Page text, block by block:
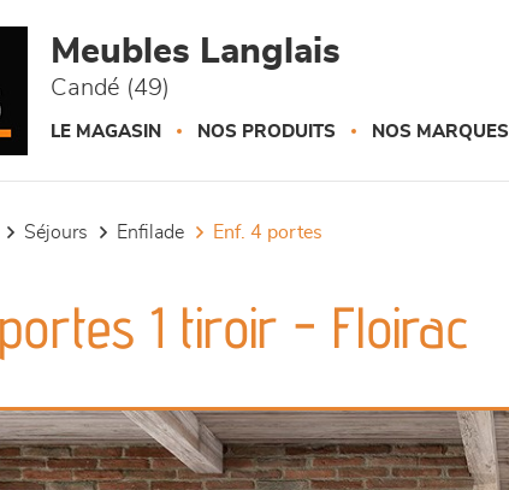
Meubles Langlais
Candé (49)
LE MAGASIN NOS PRODUITS NOS MARQUES
séjours enfilade enf. 4 portes
1 tiroir - Floirac